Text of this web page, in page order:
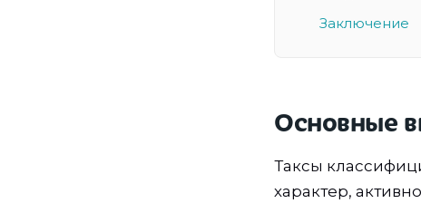
Заключение
Основные
Таксы
характер,